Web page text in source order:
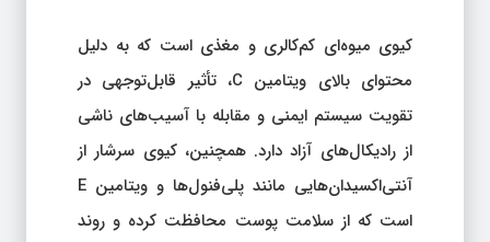
کیوی میوه‌ای کم‌کالری و مغذی است که به دلیل
محتوای بالای ویتامین C، تأثیر قابل‌توجهی در
تقویت سیستم ایمنی و مقابله با آسیب‌های ناشی
از رادیکال‌های آزاد دارد. همچنین، کیوی سرشار از
آنتی‌اکسیدان‌هایی مانند پلی‌فنول‌ها و ویتامین E
است که از سلامت پوست محافظت کرده و روند